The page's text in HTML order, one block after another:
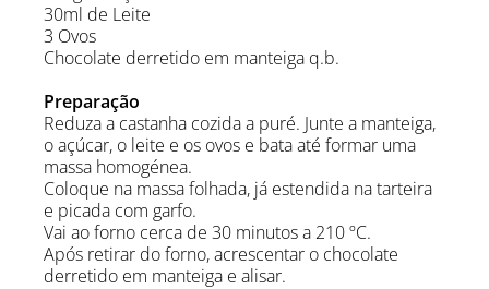
30ml de Leite
3 Ovos
Chocolate derretido em manteiga q.b.
Preparação
Reduza a castanha cozida a puré. Junte a manteiga,
o açúcar, o leite e os ovos e bata até formar uma
massa homogénea.
Coloque na massa folhada, já estendida na tarteira
e picada com garfo.
Vai ao forno cerca de 30 minutos a 210 ºC.
Após retirar do forno, acrescentar o chocolate
derretido em manteiga e alisar.